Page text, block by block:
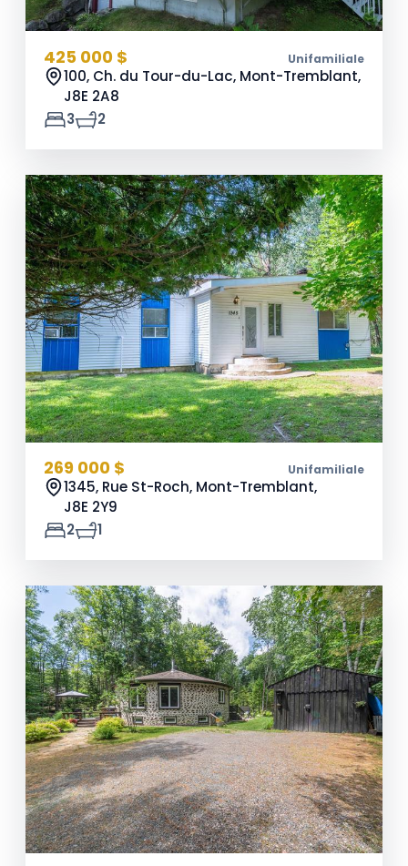
425 000 $ Unifamiliale
100, Ch. du Tour-du-Lac, Mont-Tremblant,
J8E 2A8
3
2
269 000 $ Unifamiliale
1345, Rue St-Roch, Mont-Tremblant,
J8E 2Y9
2
1